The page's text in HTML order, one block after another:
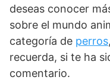
deseas conocer
sobre el mundo
categoría de perros,
recuerda, si te ha
comentario.